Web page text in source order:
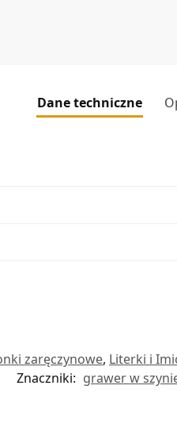
Dane techniczne
zaręczynowe, Literki i
Znaczniki: grawer w